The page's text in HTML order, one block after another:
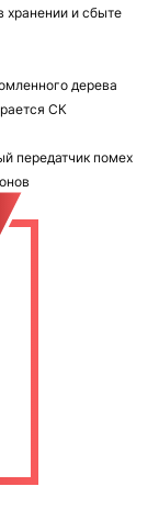
хранении и сбыте
дерева
СК
передатчик помех